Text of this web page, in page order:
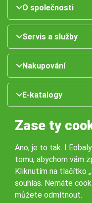
O společnosti
Servis a služby
Nakupování
E-katalogy
Naše pobočky:
Zase ty
Ano, je to tak. I
tomu, abychom vám
Kliknutím na tlačítko
souhlas. Nemáte
můžete odmítnout.